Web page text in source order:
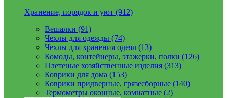
Хранение, порядок и уют (912)
Вешалки (91)
Чехлы для одежды (74)
Чехлы для хранения одеял (13)
Комоды, контейнеры, этажерки, полки (126)
Плетеные хозяйственные изделия (313)
Коврики для дома (153)
Коврики придверные, грязесборные (140)
Термометры оконные, комнатные (2)